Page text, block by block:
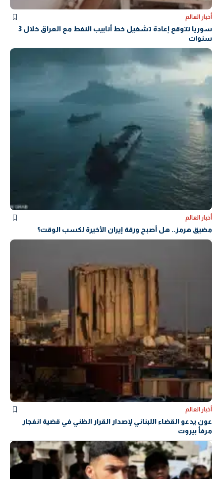
أخبار العالم
سوريا تتوقع إعادة تشغيل خط أنابيب النفط مع العراق خلال 3
سنوات
أخبار العالم
مضيق هرمز.. هل أصبح ورقة إيران الأخيرة لكسب الوقت؟
أخبار العالم
عون يدعو القضاء اللبناني لإصدار القرار الظني في قضية انفجار
مرفأ بيروت